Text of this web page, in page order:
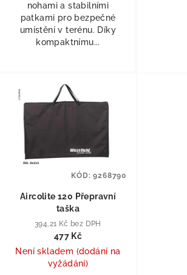
nohami a stabilními
patkami pro bezpečné
umístění v terénu. Díky
kompaktnímu...
Aircolite 120 Přepravní
taška
394,21 Kč bez DPH
477 Kč
Není skladem (dodání na
vyžádání)
KÓD:9268790